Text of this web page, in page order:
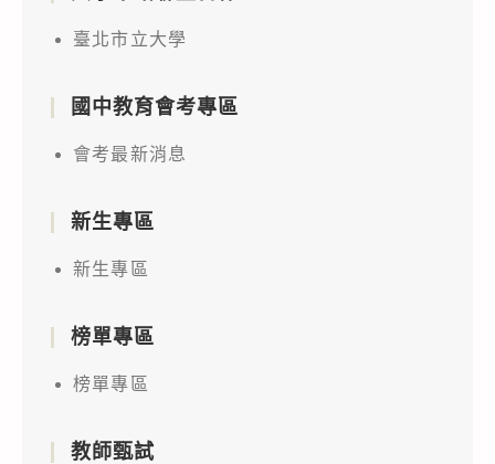
臺北市立大學
國中教育會考專區
會考最新消息
新生專區
新生專區
榜單專區
榜單專區
教師甄試